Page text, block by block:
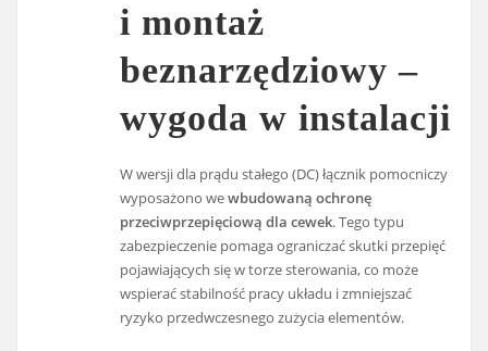
i montaż
beznarzędziowy –
wygoda w instalacji
W wersji dla prądu stałego (DC) łącznik pomocniczy
wyposażono wewbudowaną ochronę
przeciwprzepięciową dla cewek. Tego typu
zabezpieczenie pomaga ograniczać skutki przepięć
pojawiających się w torze sterowania, co może
wspierać stabilność pracy układu i zmniejszać
ryzyko przedwczesnego zużycia elementów.